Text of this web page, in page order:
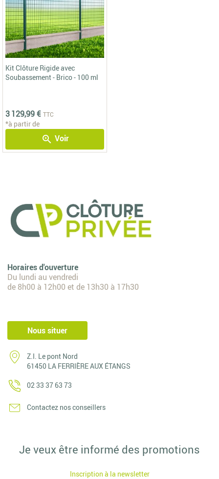
Kit Clôture Rigide avec
Soubassement - Brico - 100 ml
3 129,99 € TTC
*à partir de
zoom_in Voir
Horaires d'ouverture
Du lundi au vendredi
de 8h00 à 12h00 et de 13h30 à 17h30
Nous situer
Z.I. Le pont Nord
61450 LA FERRIÈRE AUX ÉTANGS
02 33 37 63 73
Contactez nos conseillers
Je veux être informé des promotions
Inscription à la newsletter